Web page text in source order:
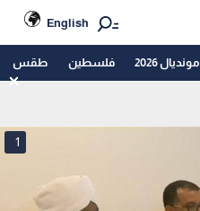
English
مونديال 2026 فلسطين طقس
1